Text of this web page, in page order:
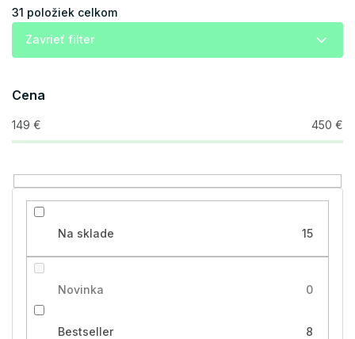
i
d
u
k
o
v
31 položiek celkom
Zavrieť filter
Cena
149 € 450 €
Na sklade 15
Novinka 0
Bestseller 8